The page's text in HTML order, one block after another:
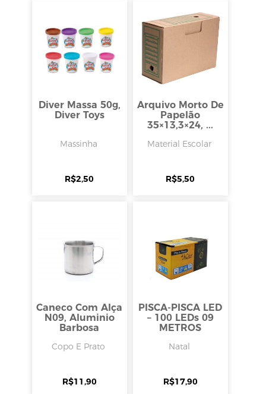
Diver Massa 50g,
Diver Toys
Massinha
R$2,50
Arquivo Morto De
Papelão
35×13,3×24, ...
Material Escolar
R$5,50
Caneco Com Alça
N09, Aluminio
Barbosa
Copo E Prato
R$11,90
PISCA-PISCA LED
– 100 LEDs 09
METROS
Natal
R$17,90